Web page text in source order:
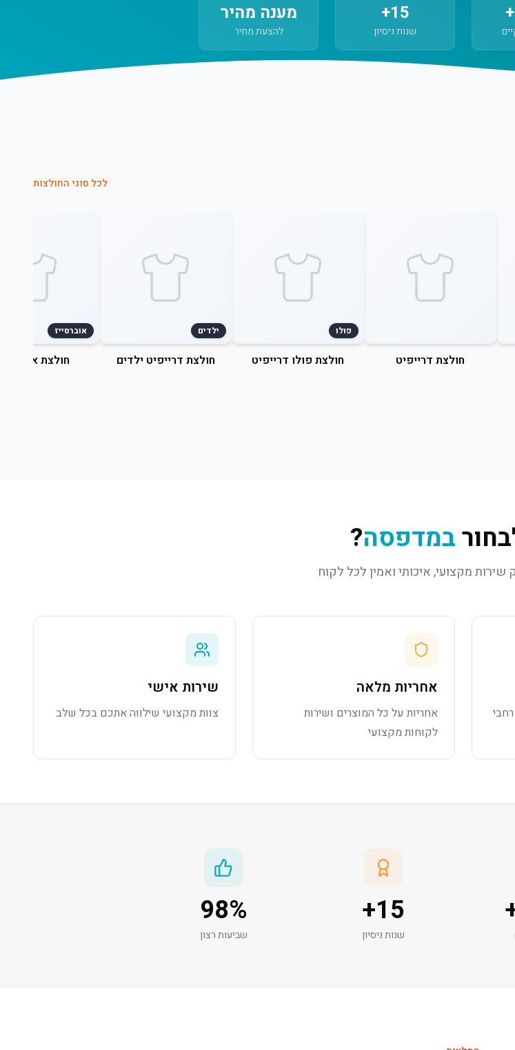
15+
שנות ניסיון
מענה מהיר
להצעת מחיר
לכל סוגי החולצות
חולצת דרייפיט
פולו
חולצת פולו דרייפיט
ילדים
חולצת דרייפיט ילדים
אוברסייז
חולצת
במדפסה?
מקצועי, איכותי ואמין לכל לקוח
אחריות מלאה
אחריות על כל המוצרים ושירות
לקוחות מקצועי
שירות אישי
צוות מקצועי שילווה אתכם בכל שלב
15
+
שנות ניסיון
98%
שביעות רצון